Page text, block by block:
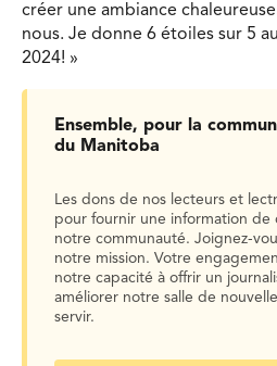
créer une ambiance
nous. Je donne 6 étoiles sur 5
2024! »
Ensemble, pour la
du Manitoba
Les dons de nos lecteurs et
pour fournir une information de
notre communauté. Joignez-
notre mission. Votre
notre capacité à offrir un
améliorer notre salle de
servir.